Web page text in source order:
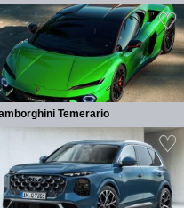
Temerario